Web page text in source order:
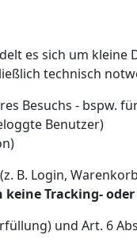
es sich um
technisch
Besuchs - bspw.
Benutzer)
B. Login,
Tracking-
und Art. 6